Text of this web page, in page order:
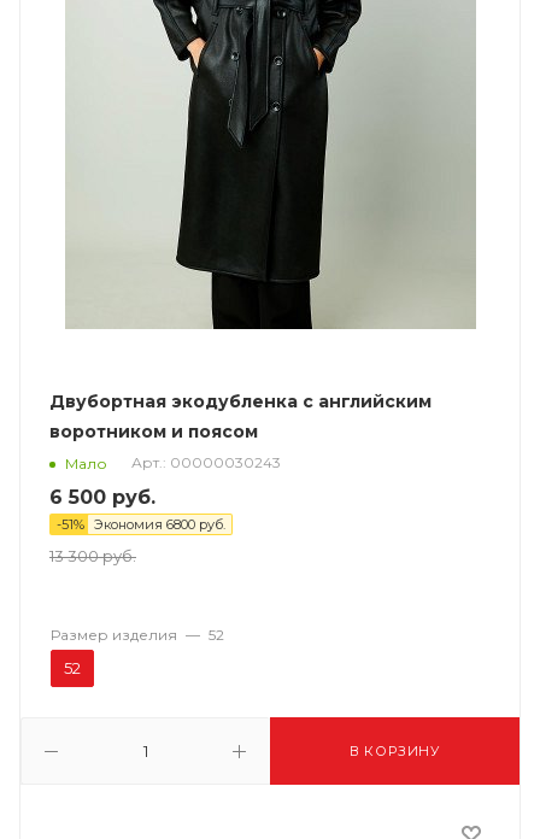
Двубортная экодубленка с английским
воротником и поясом
Мало Арт.: 00000030243
6 500 руб.
-51% Экономия 6800 руб.
13 300руб.
В КОРЗИНУ
Размер изделия — 52
52